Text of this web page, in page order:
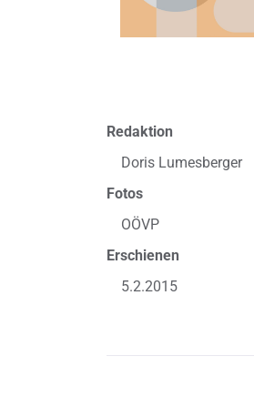
Redaktion
Doris Lumesberger
Fotos
OÖVP
Erschienen
5.2.2015